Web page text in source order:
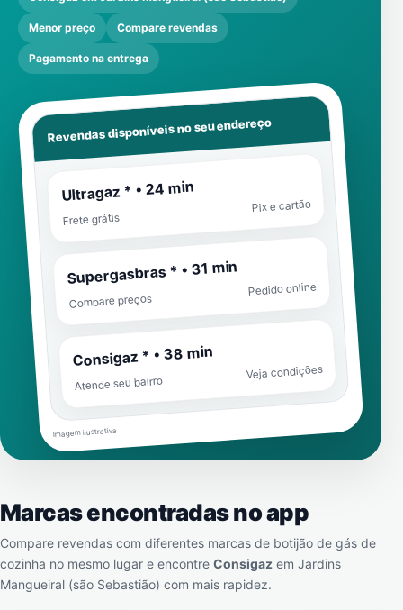
Menor preço Compare revendas
Pagamento na entrega
Revendas disponíveis no seu endereço
Ultragaz * • 24 min
Frete grátis
Pix e cartão
Supergasbras * • 31 min
Compare preços
Pedido online
Consigaz * • 38 min
Atende seu bairro
Veja condições
Imagem ilustrativa
Marcas encontradas no app
Compare revendas com diferentes marcas de botijão de gás de
cozinha no mesmo lugar e encontre Consigaz em Jardins
Mangueiral (são Sebastião) com mais rapidez.